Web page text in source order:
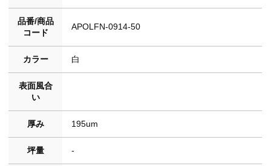
品番/商品
コード
APOLFN-0914-50
カラー 白
表面風合
い
厚み 195um
坪量 -